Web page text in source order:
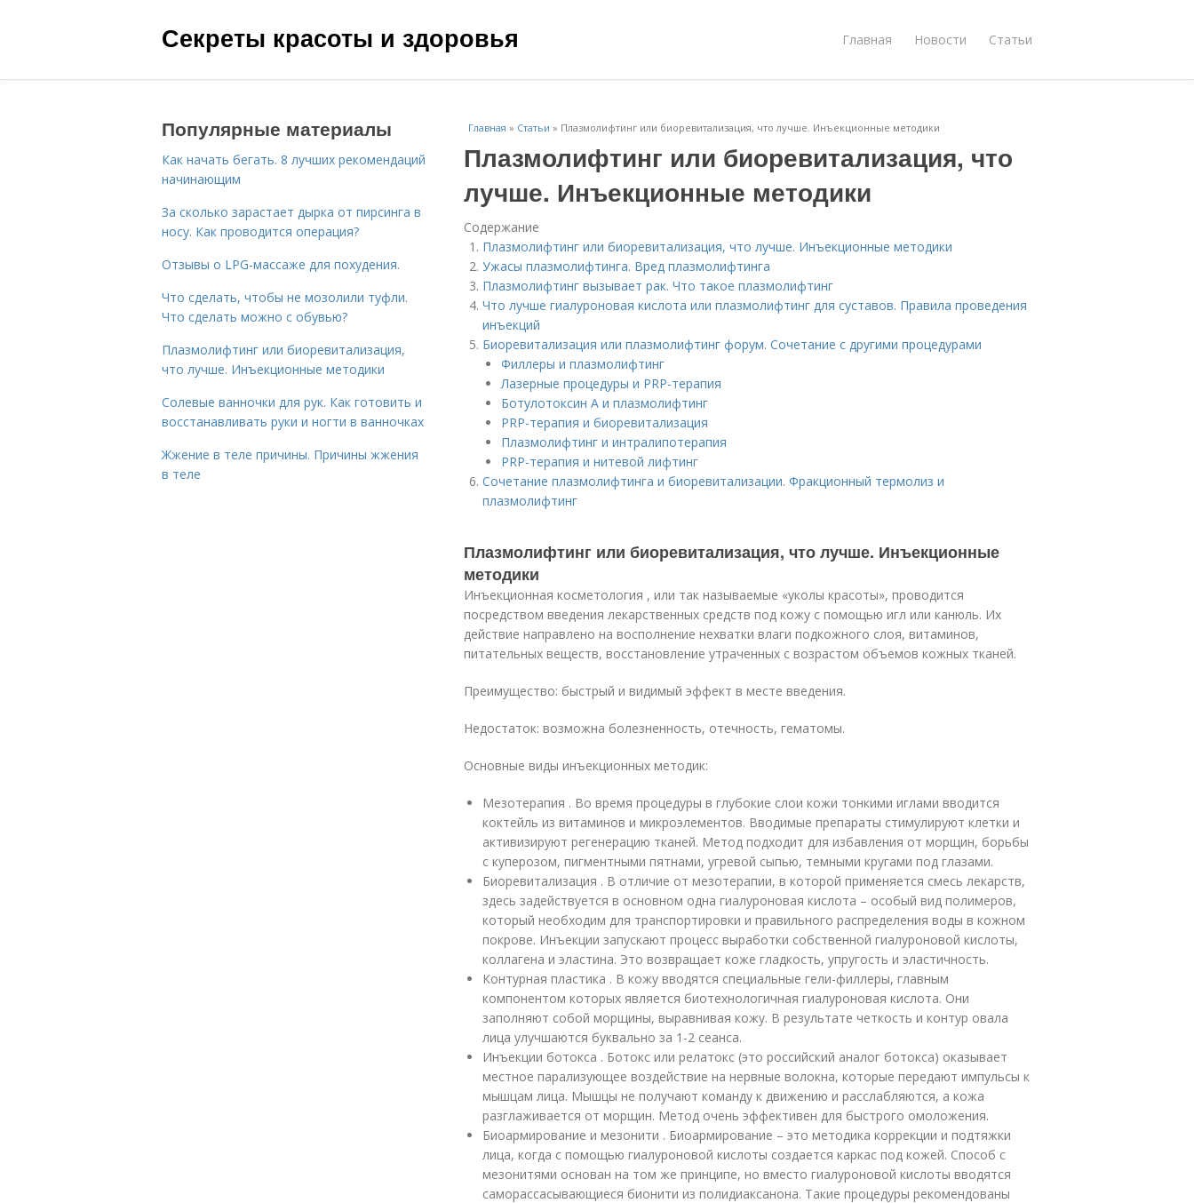
Секреты красоты и здоровья Главная Новости Статьи
Главная » Статьи » Плазмолифтинг или биоревитализация, что лучше. Инъекционные методики
Плазмолифтинг или биоревитализация, что
лучше. Инъекционные методики
Содержание
Плазмолифтинг или биоревитализация, что лучше. Инъекционные методики
Ужасы плазмолифтинга. Вред плазмолифтинга
Плазмолифтинг вызывает рак. Что такое плазмолифтинг
Что лучше гиалуроновая кислота или плазмолифтинг для суставов. Правила проведения
инъекций
Биоревитализация или плазмолифтинг форум. Сочетание с другими процедурами
Филлеры и плазмолифтинг
Лазерные процедуры и PRP-терапия
Ботулотоксин А и плазмолифтинг
PRP-терапия и биоревитализация
Плазмолифтинг и интралипотерапия
PRP-терапия и нитевой лифтинг
Сочетание плазмолифтинга и биоревитализации. Фракционный термолиз и
плазмолифтинг
Плазмолифтинг или биоревитализация, что лучше. Инъекционные
методики
Инъекционная косметология , или так называемые «уколы красоты», проводится
посредством введения лекарственных средств под кожу с помощью игл или канюль. Их
действие направлено на восполнение нехватки влаги подкожного слоя, витаминов,
питательных веществ, восстановление утраченных с возрастом объемов кожных тканей.
Преимущество: быстрый и видимый эффект в месте введения.
Недостаток: возможна болезненность, отечность, гематомы.
Основные виды инъекционных методик:
Мезотерапия . Во время процедуры в глубокие слои кожи тонкими иглами вводится
коктейль из витаминов и микроэлементов. Вводимые препараты стимулируют клетки и
активизируют регенерацию тканей. Метод подходит для избавления от морщин, борьбы
с куперозом, пигментными пятнами, угревой сыпью, темными кругами под глазами.
Биоревитализация . В отличие от мезотерапии, в которой применяется смесь лекарств,
здесь задействуется в основном одна гиалуроновая кислота – особый вид полимеров,
который необходим для транспортировки и правильного распределения воды в кожном
покрове. Инъекции запускают процесс выработки собственной гиалуроновой кислоты,
коллагена и эластина. Это возвращает коже гладкость, упругость и эластичность.
Контурная пластика . В кожу вводятся специальные гели-филлеры, главным
компонентом которых является биотехнологичная гиалуроновая кислота. Они
заполняют собой морщины, выравнивая кожу. В результате четкость и контур овала
лица улучшаются буквально за 1-2 сеанса.
Инъекции ботокса . Ботокс или релатокс (это российский аналог ботокса) оказывает
местное парализующее воздействие на нервные волокна, которые передают импульсы к
мышцам лица. Мышцы не получают команду к движению и расслабляются, а кожа
разглаживается от морщин. Метод очень эффективен для быстрого омоложения.
Биоармирование и мезонити . Биоармирование – это методика коррекции и подтяжки
лица, когда с помощью гиалуроновой кислоты создается каркас под кожей. Способ с
мезонитями основан на том же принципе, но вместо гиалуроновой кислоты вводятся
саморассасывающиеся бионити из полидиаксанона. Такие процедуры рекомендованы
Популярные материалы
Как начать бегать. 8 лучших рекомендаций
начинающим
За сколько зарастает дырка от пирсинга в
носу. Как проводится операция?
Отзывы о LPG-массаже для похудения.
Что сделать, чтобы не мозолили туфли.
Что сделать можно с обувью?
Плазмолифтинг или биоревитализация,
что лучше. Инъекционные методики
Солевые ванночки для рук. Как готовить и
восстанавливать руки и ногти в ванночках
Жжение в теле причины. Причины жжения
в теле